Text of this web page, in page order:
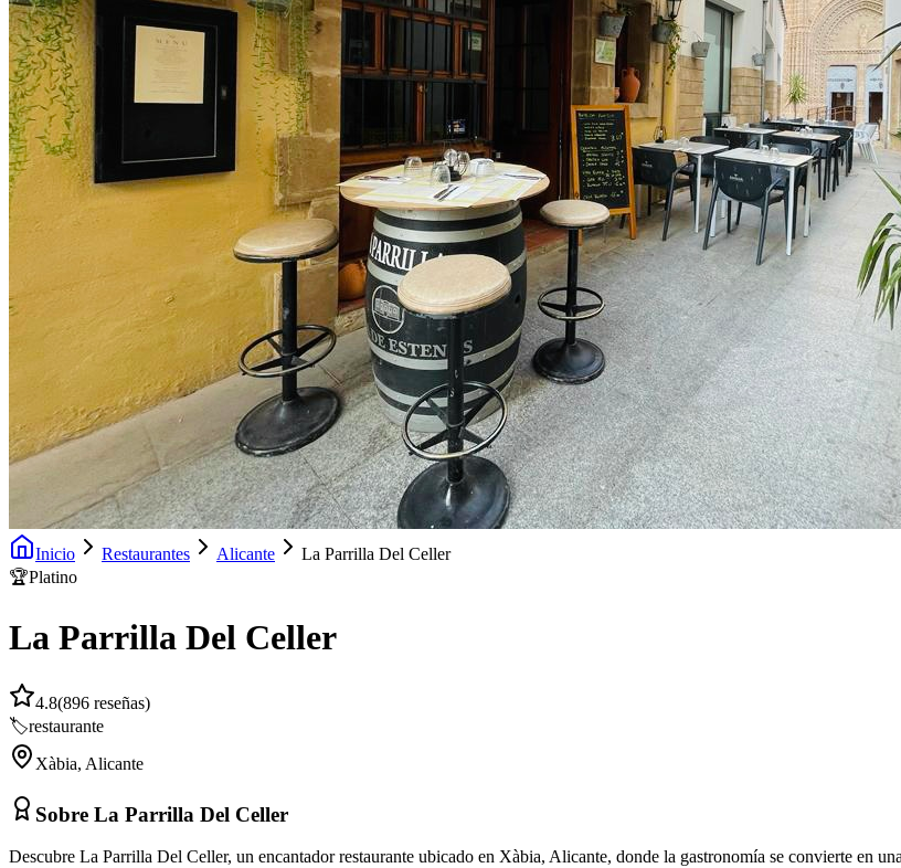
Inicio Restaurantes Alicante
La Parrilla Del Celler
🏆Platino
La Parrilla Del Celler
4.8(896 reseñas)
🏷️restaurante
Xàbia, Alicante
Sobre La Parrilla Del Celler
Descubre La Parrilla Del Celler, un encantador restaurante ubicado en Xàbia, Alicante, donde la gastronomía se convierte en